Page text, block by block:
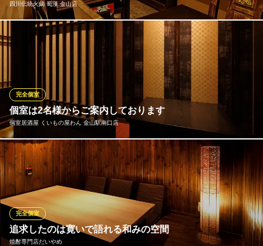
四川伝統火鍋 蜀漢 金山店
好きな食材を持ち寄り、皆で火鍋をシェア♪椅子席とソファー席の
2種類のご用意があるので、シーンに合わせてお好きな方でお楽し
みいただけます！名物四川火鍋の中でも、特に九宮格鍋は仕切り
があることにより、ご自分のペースで様々な食材を楽しむことも
可能です！
四川伝統火鍋 蜀漢 金山店
地下鉄名城・名港線金山駅 徒歩1分
愛知県名古屋市中区金山2-16-16 冨士田ビル4F
個室は2名様からご案内しております
個室居酒屋 くいもの屋わん 金山駅南口店
完全個室
多彩なシーンやご利用人数に合わせたお席へご案内いたします！
バリエーション豊かな個室を多数設けております。デートに使え
る2名様個室や飲み会や女子会に使える4名様・6名様・8名様向け
個室。10名様以上のご利用が出来る大型個室などを多数完備！落
ち着きのある空間でお食事をお楽しみ頂けます！
個室居酒屋 くいもの屋わん 金山駅南口店
追求したのは寛いで語れる和みの空間
焼酎専門店だいやめ
完全個室